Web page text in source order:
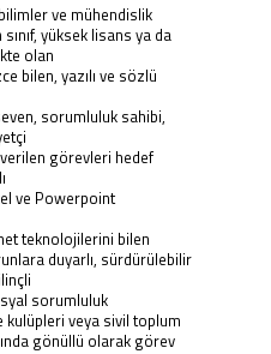
ve mühendislik
yüksek lisans ya da
olan
bilen, yazılı ve sözlü
sorumluluk sahibi,
görevleri hedef
ve Powerpoint
teknolojilerini bilen
duyarlı, sürdürülebilir
sorumluluk
veya sivil toplum
gönüllü olarak görev